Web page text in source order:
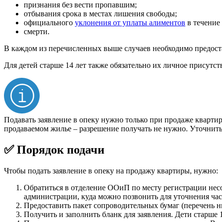
признания без вести пропавшим;
отбывания срока в местах лишения свободы;
официального уклонения от уплаты алиментов в
смерти.
В каждом из перечисленных выше случаев необходимо
Для детей старше 14 лет также обязательно их личное
Подавать заявление в опеку нужно только при продаже
продаваемом жилье – разрешение получать не нужно.
✅ Порядок подачи
Чтобы подать заявление в опеку на продажу квартиры, нужно:
Обратиться в отделение ООиП по месту регистрации
администрации, куда можно позвонить для уточнения
Предоставить пакет сопроводительных бумаг (перечень
Получить и заполнить бланк для заявления. Дети